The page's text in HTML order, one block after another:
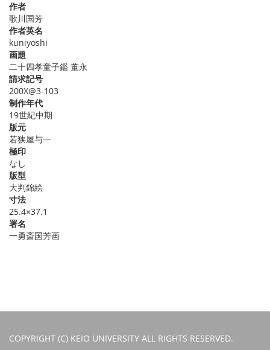
作者
歌川国芳
作者英名
kuniyoshi
画題
二十四孝童子鑑 董永
請求記号
200X@3-103
制作年代
19世紀中期
版元
若狭屋与一
極印
なし
版型
大判錦絵
寸法
25.4×37.1
署名
一勇斎国芳画
COPYRIGHT (C) KEIO UNIVERSITY ALL RIGHTS RESERVED.